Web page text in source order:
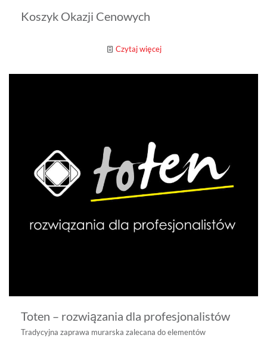
Koszyk Okazji Cenowych
Czytaj więcej
Toten – rozwiązania dla profesjonalistów
Tradycyjna zaprawa murarska zalecana do elementów